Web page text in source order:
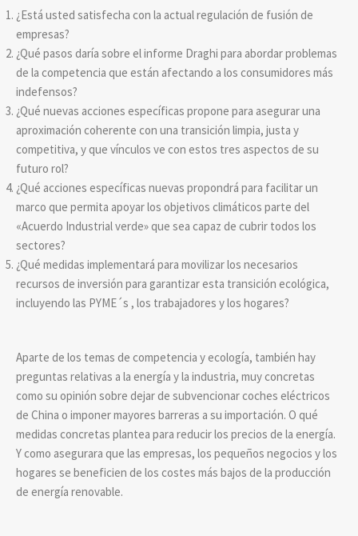
¿Está usted satisfecha con la actual regulación de fusión de
empresas?
¿Qué pasos daría sobre el informe Draghi para abordar problemas
de la competencia que están afectando a los consumidores más
indefensos?
¿Qué nuevas acciones específicas propone para asegurar una
aproximación coherente con una transición limpia, justa y
competitiva, y que vínculos ve con estos tres aspectos de su
futuro rol?
¿Qué acciones específicas nuevas propondrá para facilitar un
marco que permita apoyar los objetivos climáticos parte del
«Acuerdo Industrial verde» que sea capaz de cubrir todos los
sectores?
¿Qué medidas implementará para movilizar los necesarios
recursos de inversión para garantizar esta transición ecológica,
incluyendo las PYME´s , los trabajadores y los hogares?
Aparte de los temas de competencia y ecología, también hay
preguntas relativas a la energía y la industria, muy concretas
como su opinión sobre dejar de subvencionar coches eléctricos
de China o imponer mayores barreras a su importación. O qué
medidas concretas plantea para reducir los precios de la energía.
Y como asegurara que las empresas, los pequeños negocios y los
hogares se beneficien de los costes más bajos de la producción
de energía renovable.